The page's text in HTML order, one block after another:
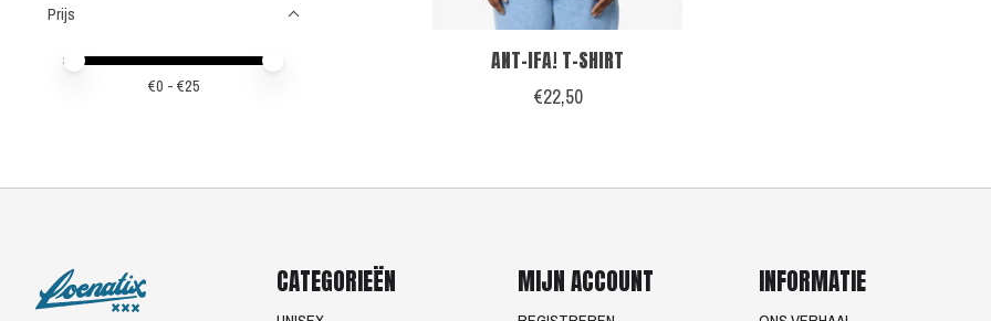
Prijs
Minimale prijswaarde
Price maximum value
€0 - €25
ANT-IFA! T-SHIRT
€22,50
CATEGORIEËN MIJN ACCOUNT INFORMATIE